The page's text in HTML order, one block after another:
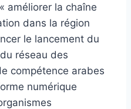
améliorer la chaîne
dans la région
le lancement du
réseau des
compétence arabes
numérique